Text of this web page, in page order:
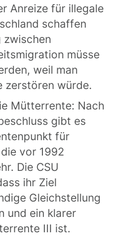
Anreize für illegale
schaffen
zwischen
müsse
weil man
zerstören würde.
Mütterrente: Nach
gibt es
für
vor 1992
Die CSU
ihr Ziel
Gleichstellung
und ein klarer
III ist.